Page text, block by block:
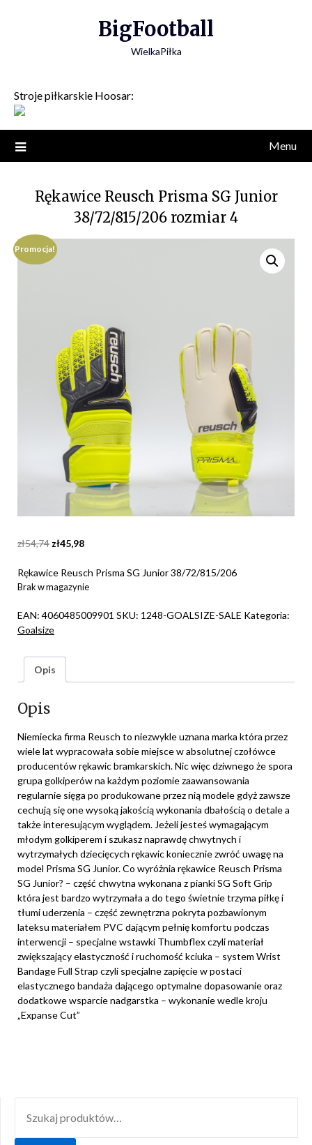
BigFootball
WielkaPiłka
Stroje piłkarskie Hoosar:
Menu
Rękawice Reusch Prisma SG Junior
38/72/815/206 rozmiar 4
Promocja!
zł54,74 Original
was:
zł54,74.
zł45,98Current
is:
zł45,98.
Rękawice Reusch Prisma SG Junior 38/72/815/206
Brak w magazynie
EAN: 4060485009901 SKU: 1248-GOALSIZE-SALE Kategoria:
Goalsize
Opis
Opis
Niemiecka firma Reusch to niezwykle uznana marka która przez
wiele lat wypracowała sobie miejsce w absolutnej czołówce
producentów rękawic bramkarskich. Nic więc dziwnego że spora
grupa golkiperów na każdym poziomie zaawansowania
regularnie sięga po produkowane przez nią modele gdyż zawsze
cechują się one wysoką jakością wykonania dbałością o detale a
także interesującym wyglądem. Jeżeli jesteś wymagającym
młodym golkiperem i szukasz naprawdę chwytnych i
wytrzymałych dziecięcych rękawic koniecznie zwróć uwagę na
model Prisma SG Junior. Co wyróżnia rękawice Reusch Prisma
SG Junior? – część chwytna wykonana z pianki SG Soft Grip
która jest bardzo wytrzymała a do tego świetnie trzyma piłkę i
tłumi uderzenia – część zewnętrzna pokryta pozbawionym
lateksu materiałem PVC dającym pełnię komfortu podczas
interwencji – specjalne wstawki Thumbflex czyli materiał
zwiększający elastyczność i ruchomość kciuka – system Wrist
Bandage Full Strap czyli specjalne zapięcie w postaci
elastycznego bandaża dającego optymalne dopasowanie oraz
dodatkowe wsparcie nadgarstka – wykonanie wedle kroju
„Expanse Cut”